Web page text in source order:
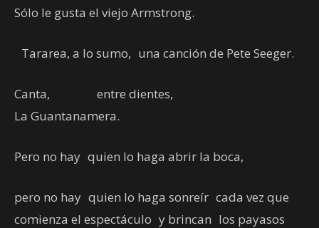
Sólo le gusta el viejo Armstrong.
Tararea, a lo sumo, una canción de Pete Seeger.
Canta, entre dientes,
La Guantanamera.
Pero no hay quien lo haga abrir la boca,
pero no hay quien lo haga sonreír cada vez que
comienza el espectáculo y brincan los payasos